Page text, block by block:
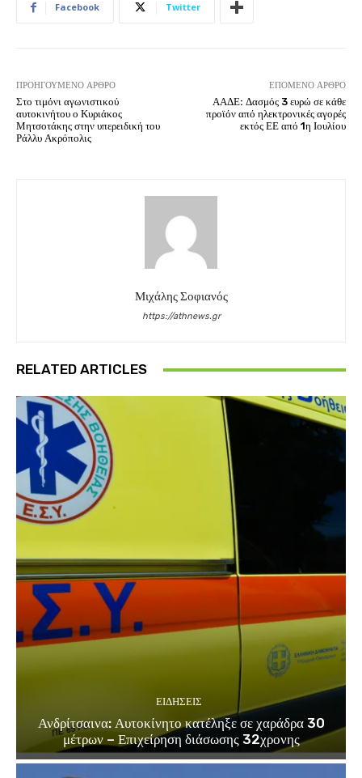
Facebook Twitter
ΠΡΟΗΓΟΎΜΕΝΟ ΆΡΘΡΟ
Στο τιμόνι αγωνιστικού
αυτοκινήτου ο Κυριάκος
Μητσοτάκης στην υπερειδική του
Ράλλυ Ακρόπολις
ΕΠΌΜΕΝΟ ΆΡΘΡΟ
ΑΑΔΕ: Δασμός 3 ευρώ σε κάθε
προϊόν από ηλεκτρονικές αγορές
εκτός ΕΕ από 1η Ιουλίου
Μιχάλης Σοφιανός
https://athnews.gr
RELATED ARTICLES
ΕΙΔΗΣΕΙΣ
Ανδρίτσαινα: Αυτοκίνητο κατέληξε σε χαράδρα 30
μέτρων – Επιχείρηση διάσωσης 32χρονης